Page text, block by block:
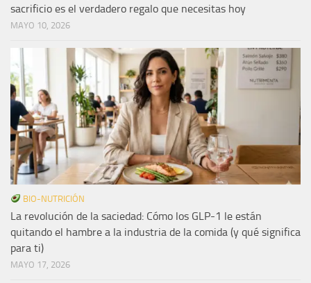
sacrificio es el verdadero regalo que necesitas hoy
MAYO 10, 2026
BIO-NUTRICIÓN
La revolución de la saciedad: Cómo los GLP-1 le están
quitando el hambre a la industria de la comida (y qué significa
para ti)
MAYO 17, 2026